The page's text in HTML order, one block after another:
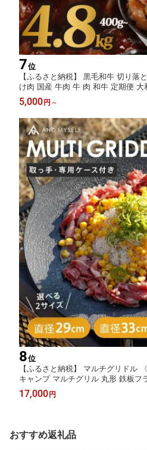
7位
【ふるさと納税】 黒毛和牛 切り落
け肉 国産 牛肉 牛 肉 和牛 定期便
ス タレ 特製タレ 漬け 秘伝 たれ 焼
バーベキュー 味付き おすすめ 人気
藤精肉店
5,000円 ～
8位
【ふるさと納税】 マルチグリドル
キャンプ マルチグリル 丸形 鉄板フ
火 持ち手 専用ケース グリルプレー
奈良県 奈良市 奈良
17,000円
おすすめ返礼品